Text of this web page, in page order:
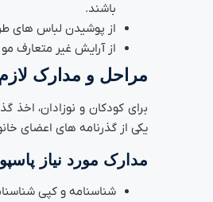
باشند.
از پوشیدن لباس های
از آرایش غیر متعارف
مراحل و مدارک
برای کودکان و نوزادان، اخذ
یکی از گذرنامه های اعضای
مدارک مورد نیاز
شناسنامه و کپی